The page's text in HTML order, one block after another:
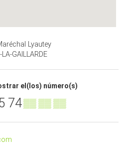
Lyautey
LA-GAILLARDE
el(los) número(s)
74▒▒ ▒▒ ▒▒